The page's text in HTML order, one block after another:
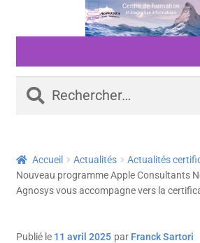
navigation
ACCUEIL
SERVICES
LOGICIELS
Accueil Actualités
Actualités
Nouveau programme Apple Consultants
Agnosys vous accompagne vers la
Publié le 11 avril 2025 par Franck Sartori